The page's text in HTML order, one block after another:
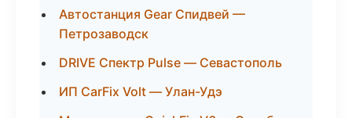
Автостанция Gear Спидвей —
Петрозаводск
DRIVE Спектр Pulse — Севастополь
ИП CarFix Volt — Улан-Удэ